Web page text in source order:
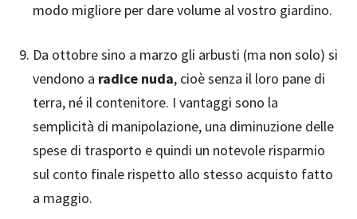
modo migliore per dare volume al vostro giardino.
Da ottobre sino a marzo gli arbusti (ma non solo) si
vendono a radice nuda, cioè senza il loro pane di
terra, né il contenitore. I vantaggi sono la
semplicità di manipolazione, una diminuzione delle
spese di trasporto e quindi un notevole risparmio
sul conto finale rispetto allo stesso acquisto fatto
a maggio.